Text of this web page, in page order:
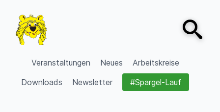
VVV Burgdorf
Veranstaltungen Neues
Arbeitskreise
Downloads
Newsletter #Spargel-Lauf
Open